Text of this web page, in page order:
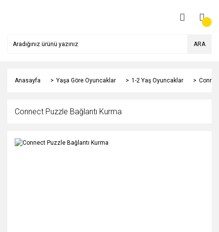
ARA
Anasayfa Yaşa Göre Oyuncaklar 1-2 Yaş Oyuncaklar
Connect Puzzle Bağlantı Kurma